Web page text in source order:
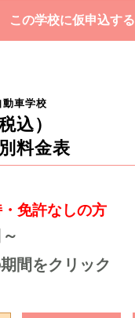
この学校に仮申込する
車学校
込）
料金表
免許なしの方
間をクリック